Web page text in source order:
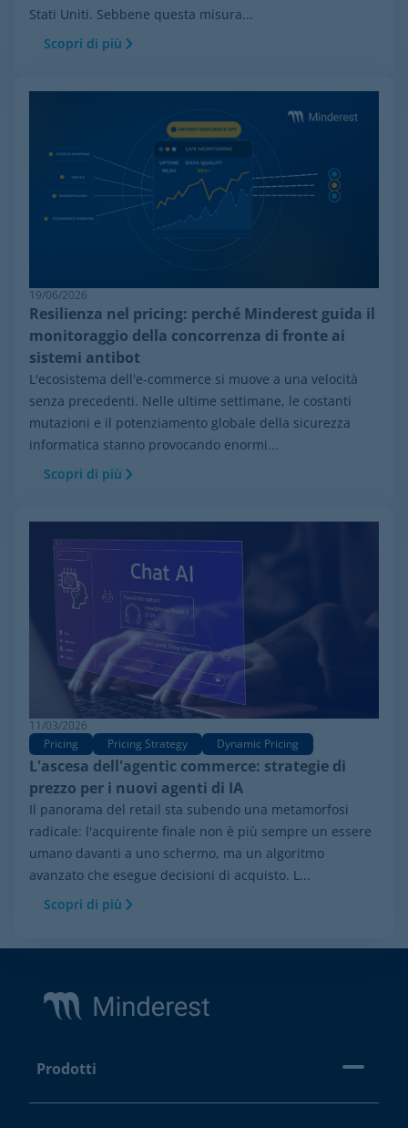
Stati Uniti. Sebbene questa misura...
Scopri di più
19/06/2026
Resilienza nel pricing: perché Minderest guida il
monitoraggio della concorrenza di fronte ai
sistemi antibot
L'ecosistema dell'e-commerce si muove a una velocità
senza precedenti. Nelle ultime settimane, le costanti
mutazioni e il potenziamento globale della sicurezza
informatica stanno provocando enormi...
Scopri di più
11/03/2026
Pricing
Pricing Strategy Dynamic Pricing
L'ascesa dell'agentic commerce: strategie di
prezzo per i nuovi agenti di IA
Il panorama del retail sta subendo una metamorfosi
radicale: l'acquirente finale non è più sempre un essere
umano davanti a uno schermo, ma un algoritmo
avanzato che esegue decisioni di acquisto. L...
Scopri di più
Prodotti